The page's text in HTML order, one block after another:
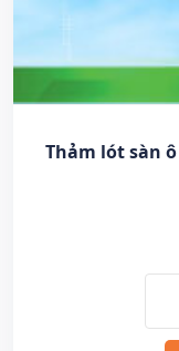
Thảm lót sàn ô